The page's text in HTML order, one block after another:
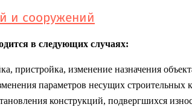
и сооружений
в следующих случаях:
пристройка, изменение назначения
параметров несущих строительных
конструкций, подвергшихся